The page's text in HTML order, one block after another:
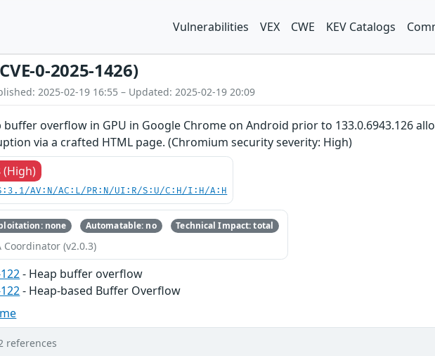
Vulnerabilities VEX CWE KEV Catalogs
0-2025-1426)
2025-02-19 16:55 – Updated: 2025-02-19 20:09
buffer overflow in GPU in Google Chrome on Android prior to 133.0.6943.126
via a crafted HTML page. (Chromium security severity: High)
(High)
AV:N/AC:L/PR:N/UI:R/S:U/C:H/I:H/A:H
none Automatable: no Technical Impact: total
Coordinator (v2.0.3)
- Heap buffer overflow
- Heap-based Buffer Overflow
references